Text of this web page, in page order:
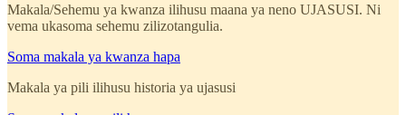
Makala/Sehemu ya kwanza ilihusu maana ya neno UJASUSI. Ni
vema ukasoma sehemu zilizotangulia.
Soma makala ya kwanza hapa
Makala ya pili ilihusu historia ya ujasusi